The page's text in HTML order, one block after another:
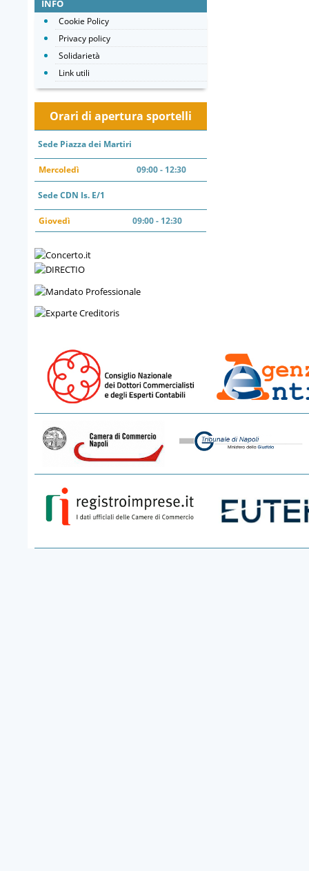
INFO
Cookie Policy
Privacy policy
Solidarietà
Link utili
Orari di apertura sportelli
Sede Piazza dei Martiri
Mercoledì 09:00 - 12:30
Sede CDN Is. E/1
Giovedì 09:00 - 12:30